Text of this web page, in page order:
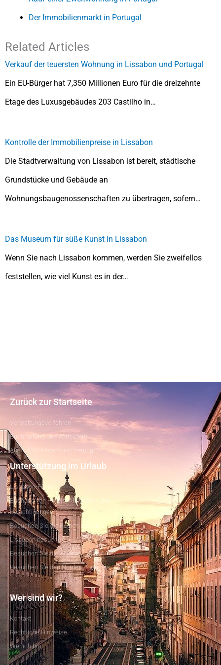
Der Immobilienmarkt in Portugal
Related Articles
Verkauf der teuersten Wohnung in Lissabon und Portugal
Ein EU-Bürger hat 7,350 Millionen Euro für die dreizehnte
Etage des Luxusgebäudes 203 Castilho in…
Kontrolle der Immobilienpreise in Lissabon
Die Stadtverwaltung von Lissabon ist bereit, städtische
Grundstücke und Gebäude an
Wohnungsbaugenossenschaften zu übertragen, sofern…
Das Museum für süße Kunst in Lissabon
Wenn Sie nach Lissabon kommen, werden Sie zweifellos
feststellen, wie viel Kunst es in der…
Zurück zur Startseite
Verwaltungsverfahren
Buchhaltung und Wirtschaft
Abschluss einer Versicherung
Unterstützung im Urlaub
Lissabon-Führer
Buchung von Hotels, Aktivitäten und
Besichtigungen
Besuchen Sie die Region Lissabon
Lissabon besuchen
Besuchen Sie die Algarve
Besuchen Sie den Norden Portugals
Wer sind wir?
Kontakt
Rechtliche Hinweise
Wer ich bin